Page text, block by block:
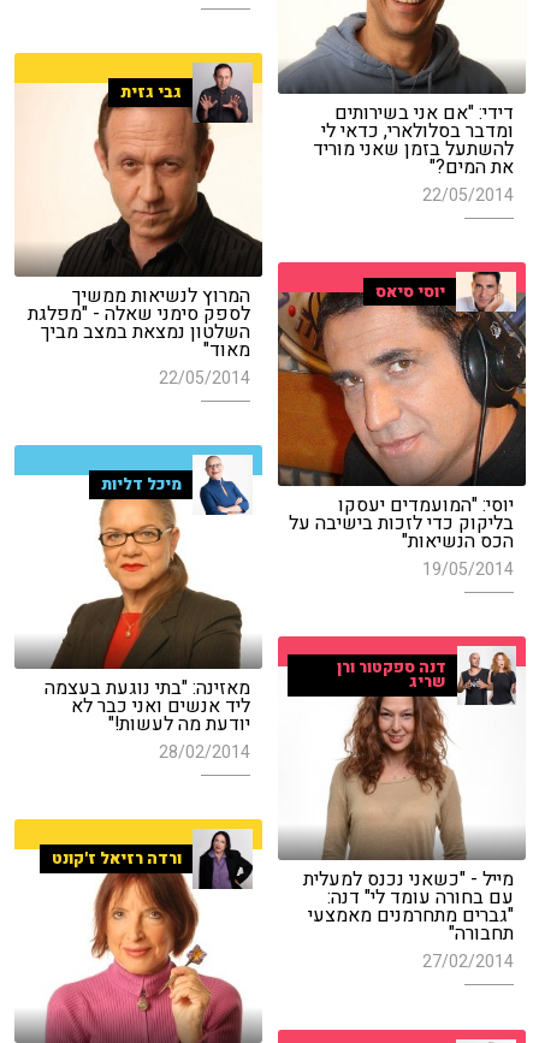
דידי: "אם אני בשירותים
ומדבר בסלולארי, כדאי לי
להשתעל בזמן שאני מוריד
את המים?"
22/05/2014
גבי גזית
המרוץ לנשיאות ממשיך
לספק סימני שאלה - "מפלגת
השלטון נמצאת במצב מביך
מאוד"
22/05/2014
יוסי סיאס
יוסי: "המועמדים יעסקו
בליקוק כדי לזכות בישיבה על
הכס הנשיאות"
19/05/2014
מיכל דליות
מאזינה: "בתי נוגעת בעצמה
ליד אנשים ואני כבר לא
יודעת מה לעשות!"
28/02/2014
דנה ספקטור ורן
שריג
מייל - "כשאני נכנס למעלית
עם בחורה עומד לי" דנה:
"גברים מתחרמנים מאמצעי
תחבורה"
27/02/2014
ורדה רזיאל ז'קונט